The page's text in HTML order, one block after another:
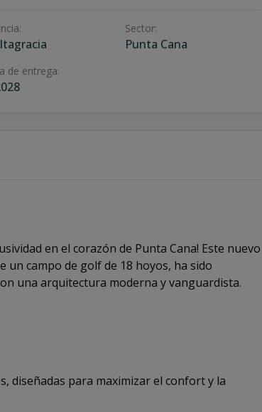
: Sector:
Punta Cana
de entrega:
en el corazón de Punta Cana! Este nuevo
campo de golf de 18 hoyos, ha sido
una arquitectura moderna y vanguardista.
diseñadas para maximizar el confort y la